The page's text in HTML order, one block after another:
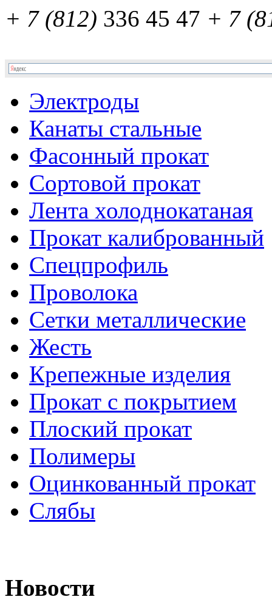
+ 7 (812) 336 45 47 + 7
Электроды
Канаты стальные
Фасонный прокат
Сортовой прокат
Лента холоднокатаная
Прокат калиброванный
Спецпрофиль
Проволока
Сетки металлические
Жесть
Крепежные изделия
Прокат с покрытием
Плоский прокат
Полимеры
Оцинкованный прокат
Слябы
Новости